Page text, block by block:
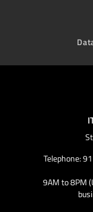
Telephone:
9AM to 8PM